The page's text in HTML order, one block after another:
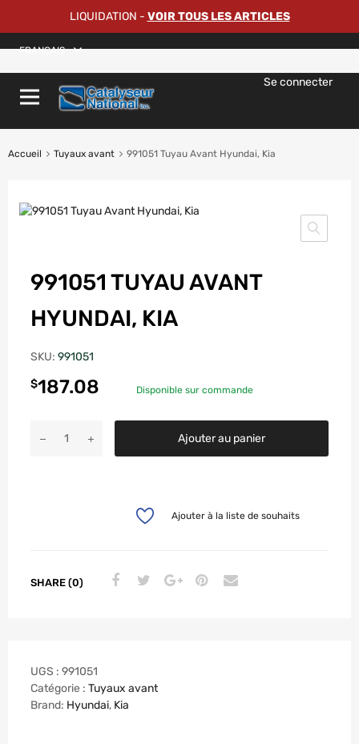
LIQUIDATION - VOIR TOUS LES ARTICLES
FRANÇAIS
Se connecter
Accueil Tuyaux avant 991051 Tuyau Avant Hyundai, Kia
991051 TUYAU AVANT
HYUNDAI, KIA
SKU: 991051
$187.08 Disponible sur commande
Ajouter au panier
Ajouter à la liste de souhaits
SHARE (0)
UGS : 991051
Catégorie : Tuyaux avant
Brand: Hyundai, Kia